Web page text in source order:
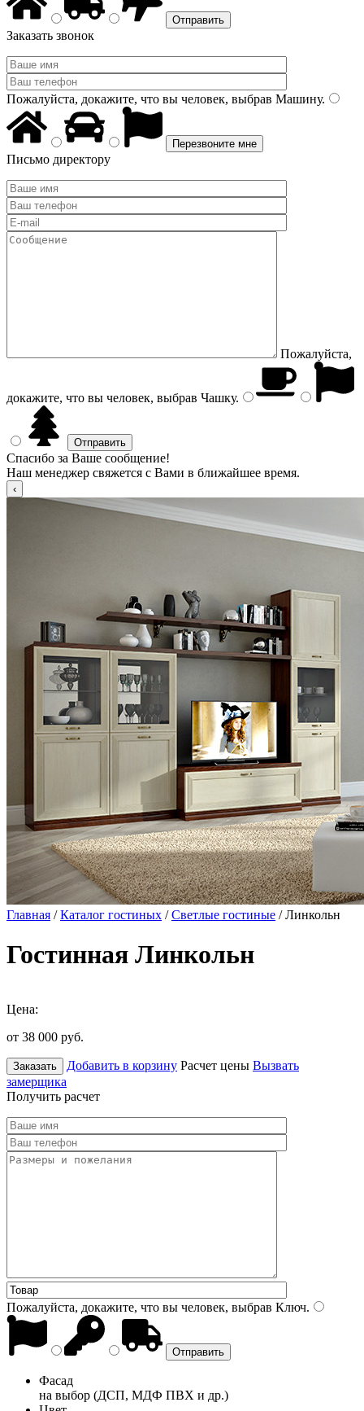
Заказать звонок
Пожалуйста, докажите, что вы человек, выбрав Машину.
Письмо директору
Пожалуйста,
докажите, что вы человек, выбрав Чашку.
Спасибо за Ваше сообщение!
Наш менеджер свяжется с Вами в ближайшее время.
Главная /Каталог гостиных /Светлые гостиные / Линкольн
Гостинная Линкольн
Цена:
от 38 000 руб.
Заказать Добавить в корзину Расчет цены Вызвать
замерщика
Получить расчет
Пожалуйста, докажите, что вы человек, выбрав Ключ.
Фасад
на выбор (ДСП, МДФ ПВХ и др.)